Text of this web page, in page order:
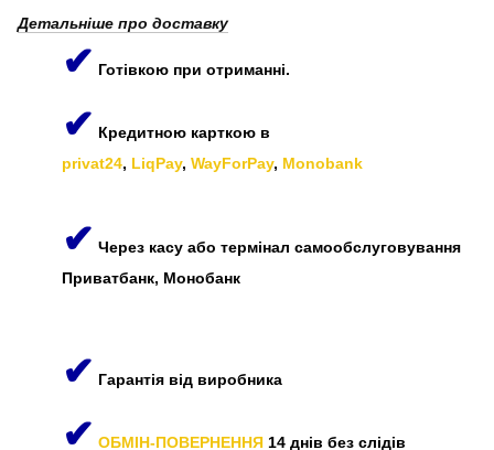
Детальніше про доставку
✔ Готівкою при отриманні.
✔ Кредитною карткою в
privat24, LiqPay, WayForPay, Monobank
✔ Через касу або термінал самообслуговування
Приватбанк, Монобанк
✔ Гарантія від виробника
✔ ОБМІН-ПОВЕРНЕННЯ 14 днів без слідів